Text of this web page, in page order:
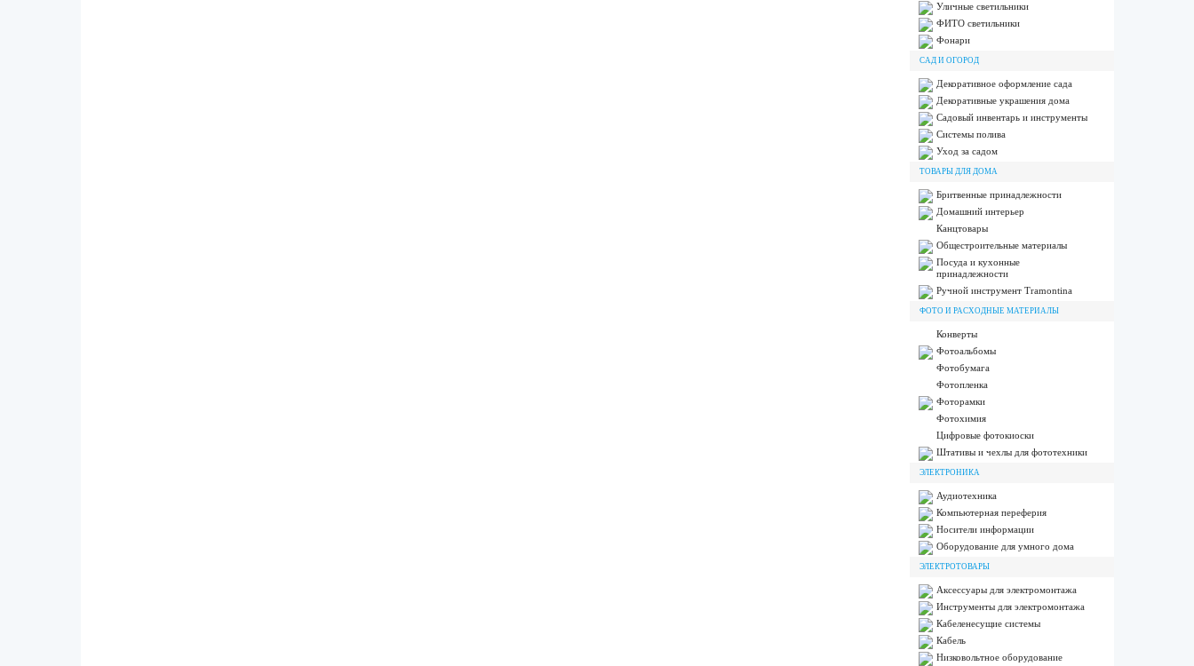
Уличные светильники
ФИТО светильники
Фонари
САД И ОГОРОД
Декоративное оформление сада
Декоративные украшения дома
Садовый инвентарь и инструменты
Системы полива
Уход за садом
ТОВАРЫ ДЛЯ ДОМА
Бритвенные принадлежности
Домашний интерьер
Канцтовары
Общестроительные материалы
Посуда и кухонные
принадлежности
Ручной инструмент Tramontina
ФОТО И РАСХОДНЫЕ МАТЕРИАЛЫ
Конверты
Фотоальбомы
Фотобумага
Фотопленка
Фоторамки
Фотохимия
Цифровые фотокиоски
Штативы и чехлы для фототехники
ЭЛЕКТРОНИКА
Аудиотехника
Компьютерная переферия
Носители информации
Оборудование для умного дома
ЭЛЕКТРОТОВАРЫ
Аксессуары для электромонтажа
Инструменты для электромонтажа
Кабеленесущие системы
Кабель
Низковольтное оборудование